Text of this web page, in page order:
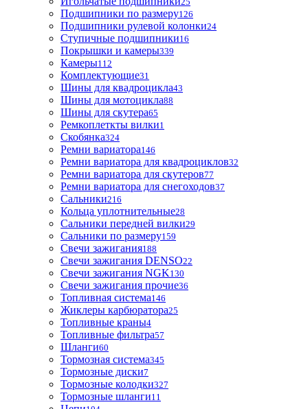
Подшипники по размеру126
Подшипники рулевой колонки24
Ступичные подшипники16
Покрышки и камеры339
Камеры112
Комплектующие31
Шины для квадроцикла43
Шины для мотоцикла88
Шины для скутера65
Ремкоплеткты вилки1
Скобянка324
Ремни вариатора146
Ремни вариатора для квадроциклов32
Ремни вариатора для скутеров77
Ремни вариатора для снегоходов37
Сальники216
Кольца уплотнительные28
Сальники передней вилки29
Сальники по размеру159
Свечи зажигания188
Свечи зажигания DENSO22
Свечи зажигания NGK130
Свечи зажигания прочие36
Топливная система146
Жиклеры карбюратора25
Топливные краны4
Топливные фильтра57
Шланги60
Тормозная система345
Тормозные диски7
Тормозные колодки327
Тормозные шланги11